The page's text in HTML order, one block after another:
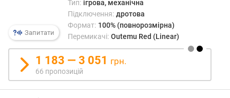
е
в
х
Запитати
Тип: ігрова, механічна
Підключення: дротова
Формат: 100% (повнорозмірна)
Перемикачі: Outemu Red (Linear)
1 183 — 3 051 грн.
66 пропозицій